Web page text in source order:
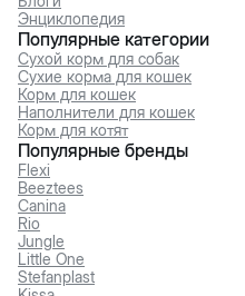
Энциклопедия
Популярные категории
Сухой корм для собак
Сухие корма для кошек
Корм для кошек
Наполнители для кошек
Корм для котят
Популярные бренды
Flexi
Beeztees
Canina
Rio
Jungle
Little One
Stefanplast